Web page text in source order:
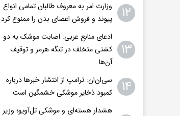
۱۲
وزارت امر به معروف طالبان تمامی انواع
پیوند و فروش اعضای بدن را ممنوع کرد
۱۳
ادعای منابع عربی: اصابت موشک به دو
کشتی متخلف در تنگه هرمز و توقیف
آن‌ها
۱۴
سی‌ان‌ان: ترامپ از انتشار خبرها درباره
کمبود ذخایر موشکی خشمگین است
هشدار هسته‌ای و موشکی تل‌آویو؛ وزیر